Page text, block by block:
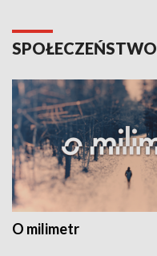
SPOŁECZEŃSTWO
O milimetr